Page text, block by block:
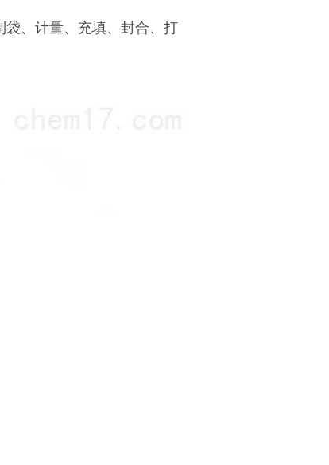
、计量、充填、封合、打